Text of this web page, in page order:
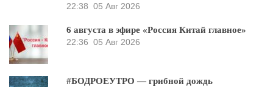
22:38 05 Авг 2026
6 августа в эфире «Россия Китай главное»
22:36 05 Авг 2026
#БОДРОЕУТРО — грибной дождь